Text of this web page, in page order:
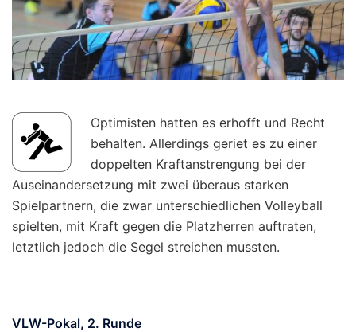
Optimisten hatten es erhofft und Recht
behalten. Allerdings geriet es zu einer
doppelten Kraftanstrengung bei der
Auseinandersetzung mit zwei überaus starken
Spielpartnern, die zwar unterschiedlichen Volleyball
spielten, mit Kraft gegen die Platzherren auftraten,
letztlich jedoch die Segel streichen mussten.
VLW-Pokal, 2. Runde